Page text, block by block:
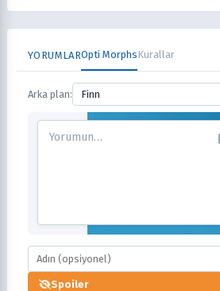
YORUMLAROpti MorphsKurallar
Arka plan: Finn
Spoiler